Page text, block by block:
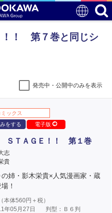
！ 第７巻と同じシ
発売中・公開中のみを表示
ミックス
をする
電子版
ＳＴＡＧＥ！！ 第１巻
志
貴
の姉・影木栄貴×人気漫画家・蔵
！
本体560円＋税）
年05月27日
判型：Ｂ６判